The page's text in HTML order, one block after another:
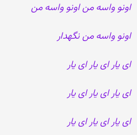
اونو واسه من اونو واسه من
اونو واسه من نگهدار
ای یار ای یار ای یار
ای یار ای یار ای یار
ای یار ای یار ای یار